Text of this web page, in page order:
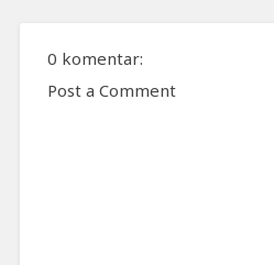
0 komentar:
Post a Comment